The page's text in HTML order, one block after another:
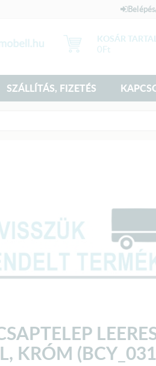
Belépés
KOSÁR
0Ft
SZÁLLÍTÁS, FIZETÉS
KRÓM